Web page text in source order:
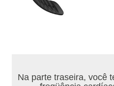
Na parte traseira, você tem o sensor interno de